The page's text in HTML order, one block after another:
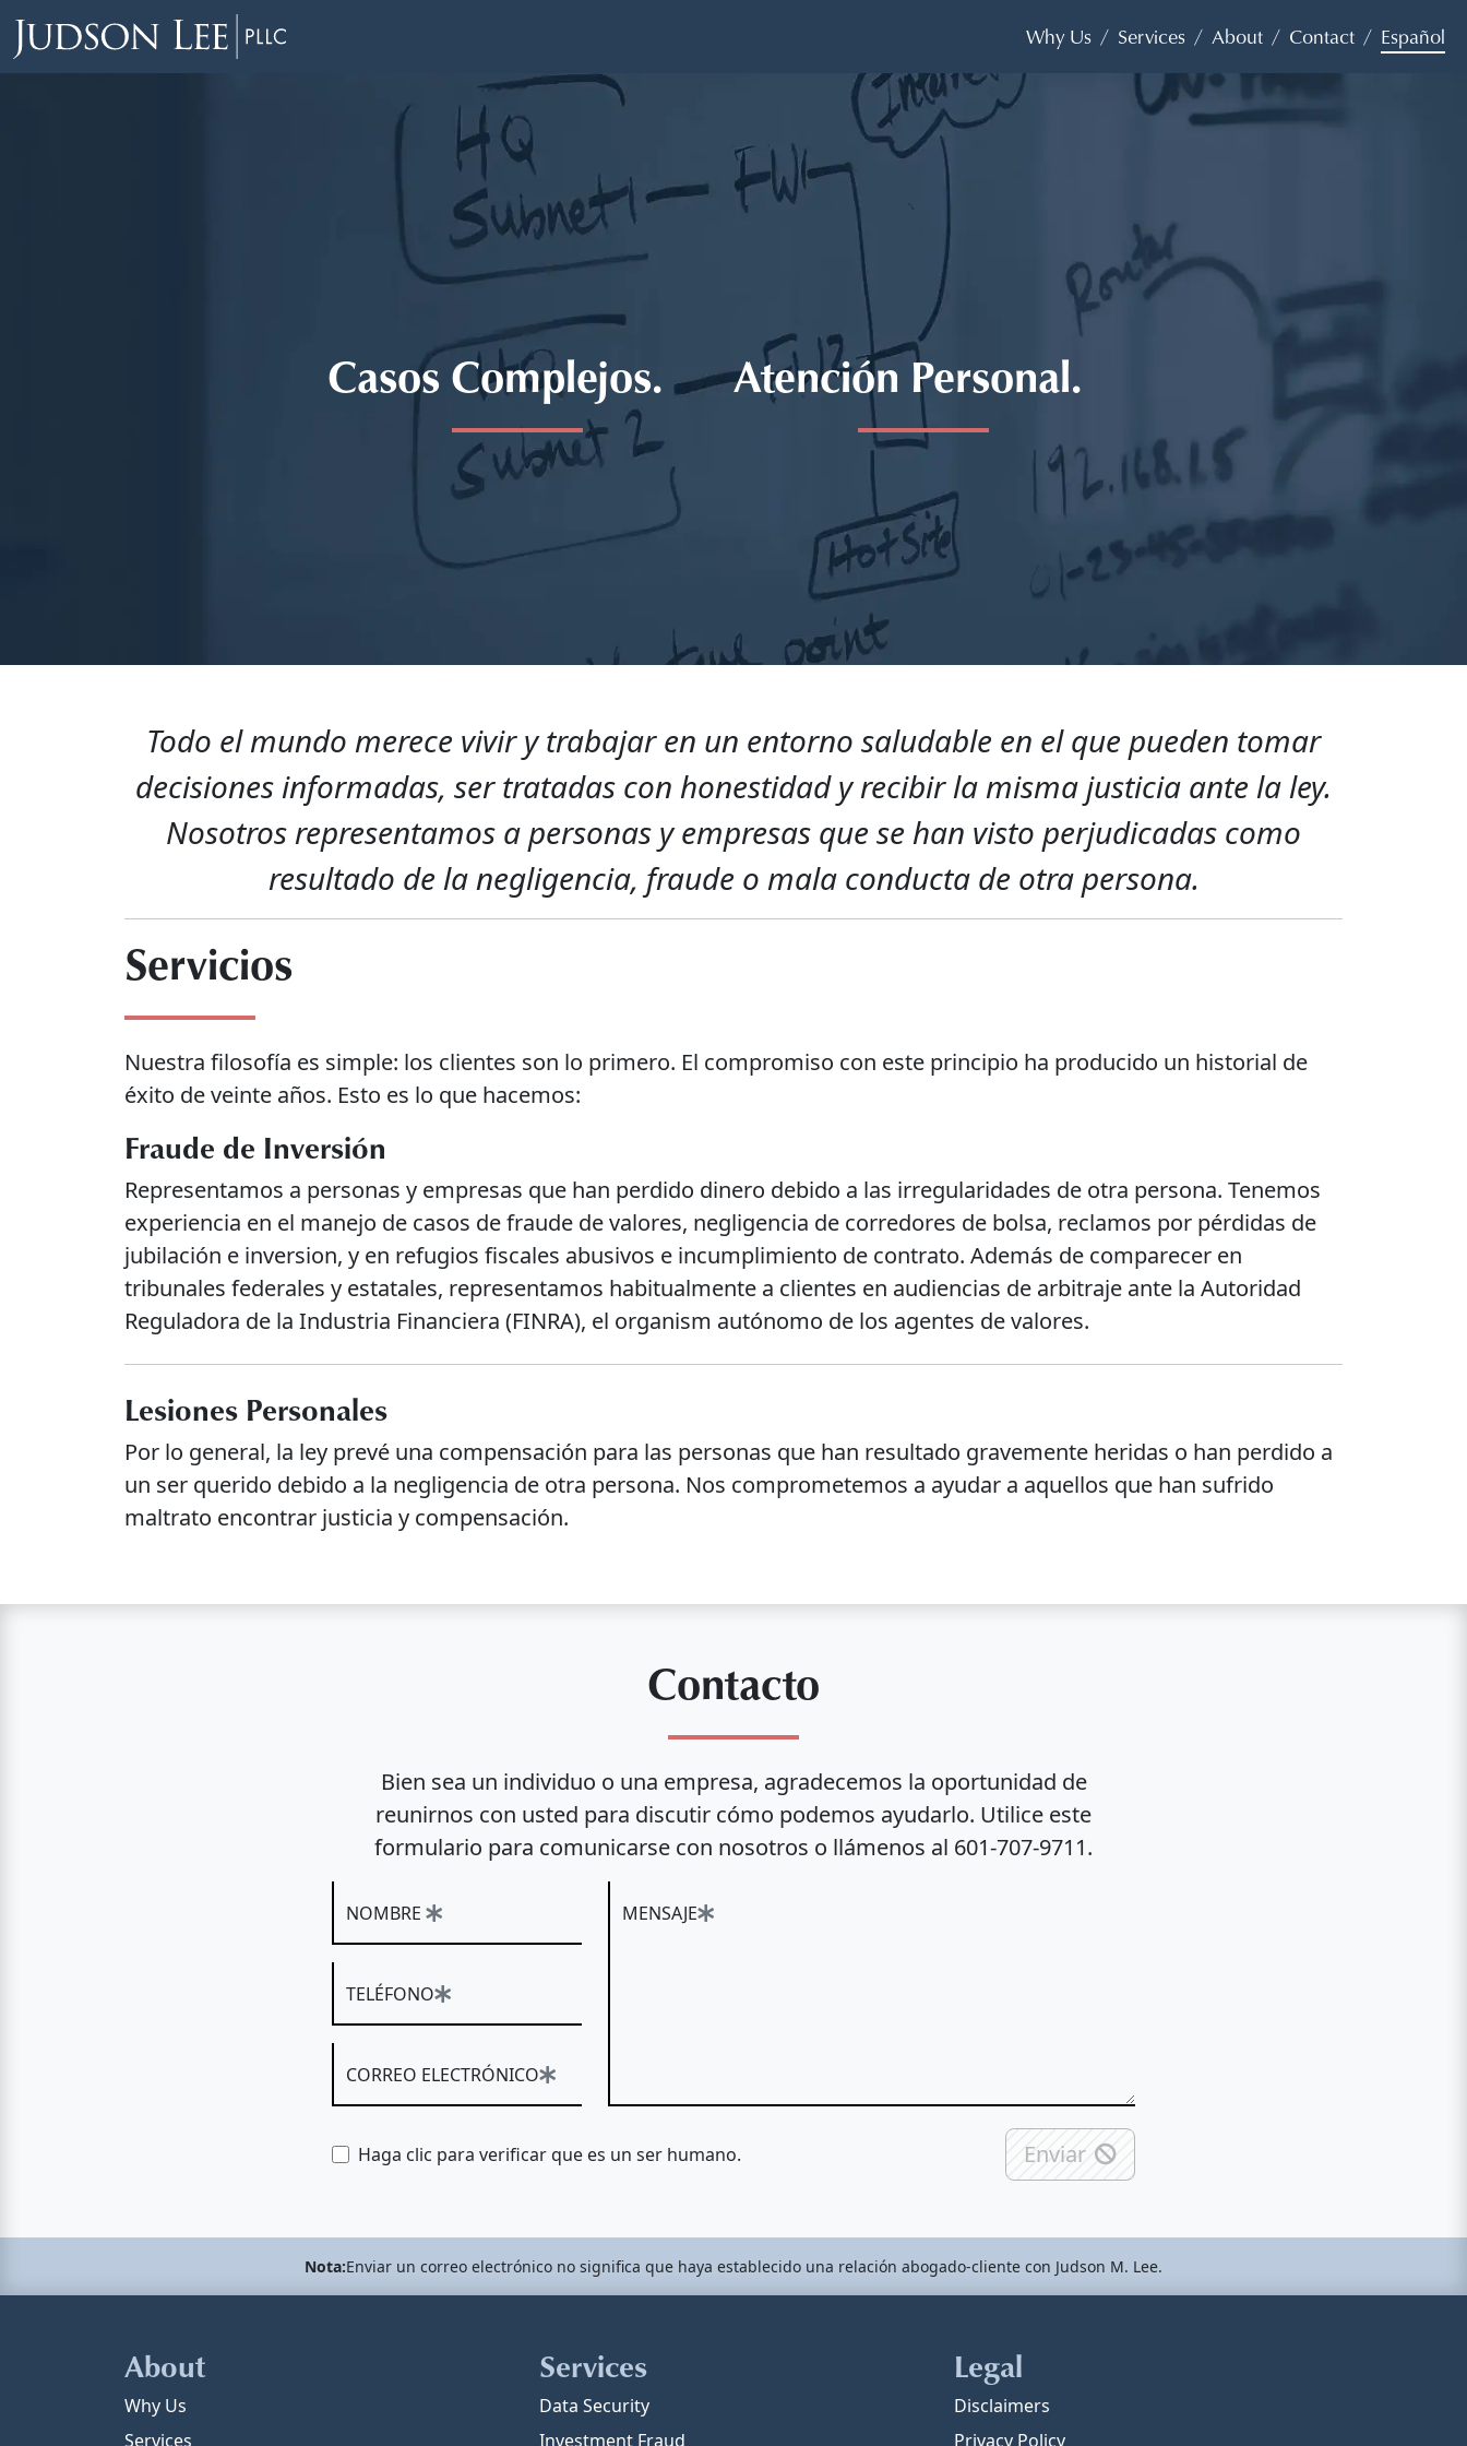
Why Us / Services / About / Contact / Español
Casos Complejos. Atención Personal.
Todo el mundo merece vivir y trabajar en un entorno saludable en el que pueden tomar
decisiones informadas, ser tratadas con honestidad y recibir la misma justicia ante la ley.
Nosotros representamos a personas y empresas que se han visto perjudicadas como
resultado de la negligencia, fraude o mala conducta de otra persona.
Servicios
Nuestra filosofía es simple: los clientes son lo primero. El compromiso con este principio ha producido un historial de
éxito de veinte años. Esto es lo que hacemos:
Fraude de Inversión
Representamos a personas y empresas que han perdido dinero debido a las irregularidades de otra persona. Tenemos
experiencia en el manejo de casos de fraude de valores, negligencia de corredores de bolsa, reclamos por pérdidas de
jubilación e inversion, y en refugios fiscales abusivos e incumplimiento de contrato. Además de comparecer en
tribunales federales y estatales, representamos habitualmente a clientes en audiencias de arbitraje ante la Autoridad
Reguladora de la Industria Financiera (FINRA), el organism autónomo de los agentes de valores.
Lesiones Personales
Por lo general, la ley prevé una compensación para las personas que han resultado gravemente heridas o han perdido a
un ser querido debido a la negligencia de otra persona. Nos comprometemos a ayudar a aquellos que han sufrido
maltrato encontrar justicia y compensación.
Contacto
Bien sea un individuo o una empresa, agradecemos la oportunidad de
reunirnos con usted para discutir cómo podemos ayudarlo. Utilice este
formulario para comunicarse con nosotros o llámenos al 601-707-9711.
NOMBRE
TELÉFONO
CORREO ELECTRÓNICO
MENSAJE
Haga clic para verificar que es un ser humano. Enviar
Nota:Enviar un correo electrónico no significa que haya establecido una relación abogado-cliente con Judson M. Lee.
About
Why Us
Services
Services
Data Security
Investment Fraud
Legal
Disclaimers
Privacy Policy